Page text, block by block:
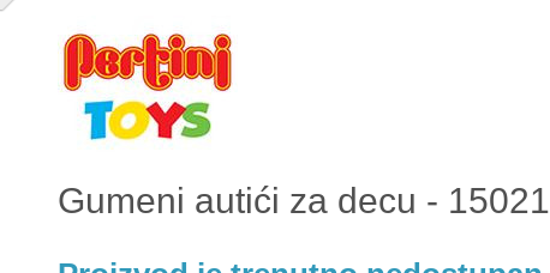
Gumeni autići za decu - 15021